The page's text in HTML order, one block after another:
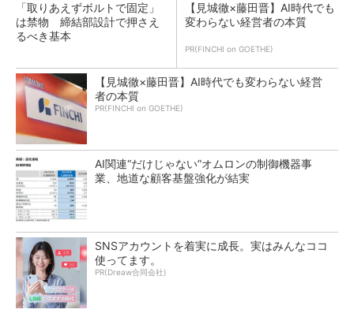
「取りあえずボルトで固定」
は禁物 締結部設計で押さえ
るべき基本
【見城徹×藤田晋】AI時代でも
変わらない経営者の本質
PR(FINCHI on GOETHE)
【見城徹×藤田晋】AI時代でも変わらない経営
者の本質
PR(FINCHI on GOETHE)
AI関連“だけじゃない”オムロンの制御機器事
業、地道な顧客基盤強化が結実
SNSアカウントを着実に成長。実はみんなココ
使ってます。
PR(Dreaw合同会社)